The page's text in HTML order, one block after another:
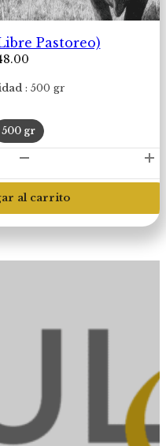
Pastoreo)
500 gr
500 gr
al carrito